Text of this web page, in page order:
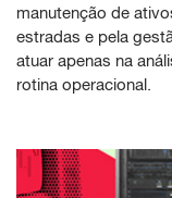
manutenção de
estradas e pela
atuar apenas na
rotina operacional.